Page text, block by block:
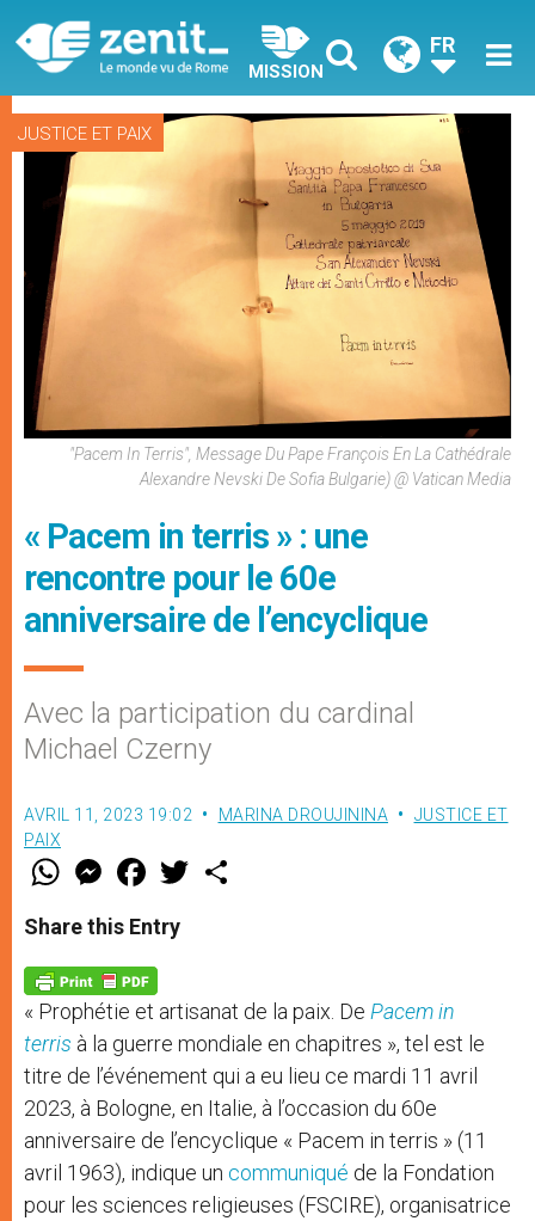
MISSION
FR
JUSTICE ET PAIX
"Pacem In Terris", Message Du Pape François En La Cathédrale
Alexandre Nevski De Sofia Bulgarie) @ Vatican Media
« Pacem in terris » : une
rencontre pour le 60e
anniversaire de l’encyclique
Avec la participation du cardinal
Michael Czerny
AVRIL 11, 2023 19:02 MARINA DROUJININA
JUSTICE ET
PAIX
W
t
s
p
p
M
e
s
e
g
e
r
F
a
e
b
o
k
w
Share this Entry
« Prophétie et artisanat de la paix. De Pacem in
terris à la guerre mondiale en chapitres », tel est le
titre de l’événement qui a eu lieu ce mardi 11 avril
2023, à Bologne, en Italie, à l’occasion du 60e
anniversaire de l’encyclique « Pacem in terris » (11
avril 1963), indique un communiqué de la Fondation
pour les sciences religieuses (FSCIRE), organisatrice